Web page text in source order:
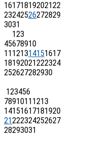
16171819202122
23242526272829
3031
123
45678910
11 121314151617
18192021222324
252627282930
123456
7891011 1213
14151617181920
21222324252627
28293031